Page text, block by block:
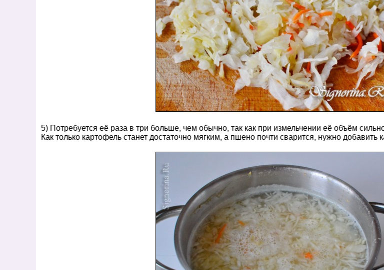
5) Потребуется её раза в три больше, чем обычно, так как при измельчении её объём
Как только картофель станет достаточно мягким, а пшено почти сварится, нужно